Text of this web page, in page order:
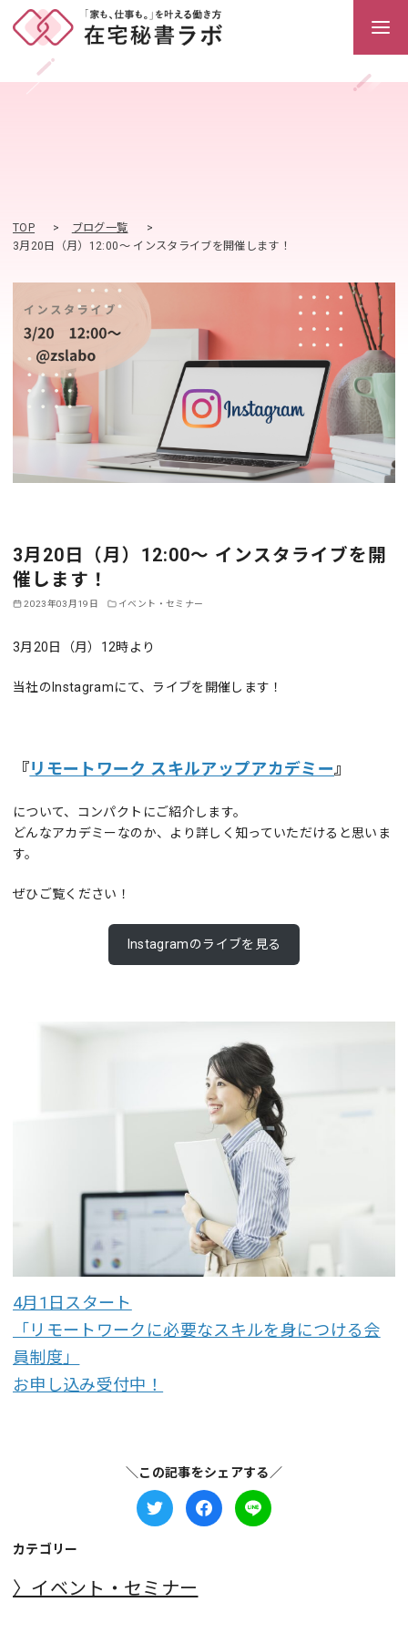
TOP
ブログ一覧
3月20日（月）12:00～ インスタライブを開催します！
3月20日（月）12:00～ インスタライブを開
催します！
2023年03月19日 イベント・セミナー
3月20日（月）12時より
当社のInstagramにて、ライブを開催します！
『リモートワーク スキルアップアカデミー』
について、コンパクトにご紹介します。
どんなアカデミーなのか、より詳しく知っていただけると思いま
す。
ぜひご覧ください！
Instagramのライブを見る
4月1日スタート
「リモートワークに必要なスキルを身につける会
員制度」
お申し込み受付中！
＼この記事をシェアする／
カテゴリー
〉イベント・セミナー